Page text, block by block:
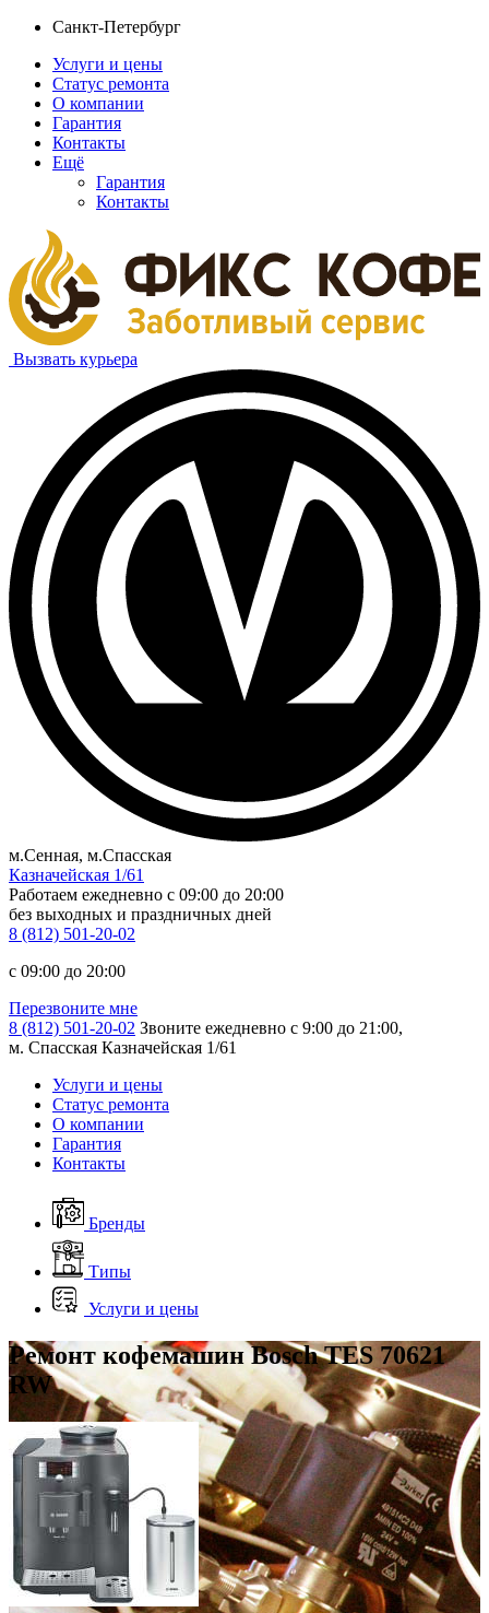
Санкт-Петербург
Услуги и цены
Статус ремонта
О компании
Гарантия
Контакты
Ещё
Гарантия
Контакты
Вызвать курьера
м.Сенная, м.Спасская
Казначейская 1/61
Работаем ежедневно c 09:00 до 20:00
без выходных и праздничных дней
8 (812) 501-20-02
c 09:00 до 20:00
Перезвоните мне
8 (812) 501-20-02 Звоните ежедневно с 9:00 до 21:00,
м. Спасская Казначейская 1/61
Услуги и цены
Статус ремонта
О компании
Гарантия
Контакты
Бренды
Типы
Услуги и цены
Ремонт кофемашин Bosch TES 70621
RW